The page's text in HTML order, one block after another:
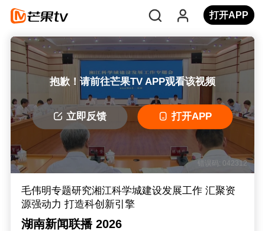
打开APP
抱歉！请前往芒果TV APP观看该视频
立即反馈 打开APP
错误码: 042312
毛伟明专题研究湘江科学城建设发展工作 汇聚资
源强动力 打造科创新引擎
湖南新闻联播 2026